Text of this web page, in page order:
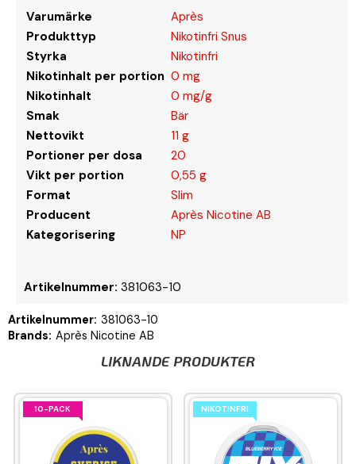
Varumärke
Après
Produkttyp
Nikotinfri Snus
Styrka
Nikotinfri
Nikotinhalt per portion 0 mg
Nikotinhalt
0 mg/g
Smak
Bär
Nettovikt
11 g
Portioner per dosa
20
Vikt per portion
0,55 g
Format
Slim
Producent
Après Nicotine AB
Kategorisering
NP
Artikelnummer: 381063-10
Artikelnummer: 381063-10
Brands: Après Nicotine AB
LIKNANDE PRODUKTER
10-PACK NIKOTINFRI